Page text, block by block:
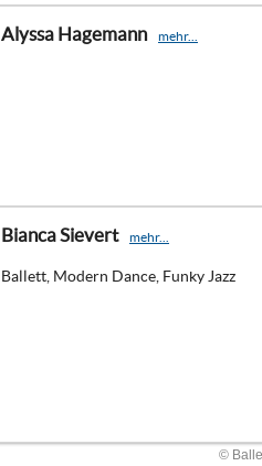
Alyssa Hagemann mehr...
Bianca Sievert mehr...
Ballett, Modern Dance, Funky Jazz
©